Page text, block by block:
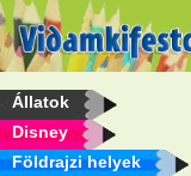
Állatok
Disney
Földrajzi helyek